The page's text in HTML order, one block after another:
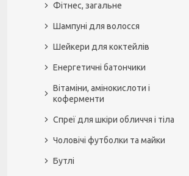
Фітнес, загальне
Шампуні для волосся
Шейкери для коктейлів
Енергетичні батончики
Вітаміни, амінокислоти і
коферменти
Спреї для шкіри обличчя і тіла
Чоловічі футболки та майки
Бутлі